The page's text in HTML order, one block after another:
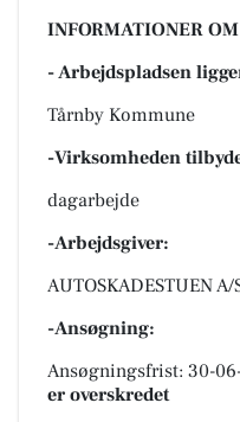
INFORMATIONER
- Arbejdspladsen
Tårnby Kommune
-Virksomheden
dagarbejde
-Arbejdsgiver:
AUTOSKADESTUEN
-Ansøgning:
Ansøgningsfrist: 30-
er overskredet